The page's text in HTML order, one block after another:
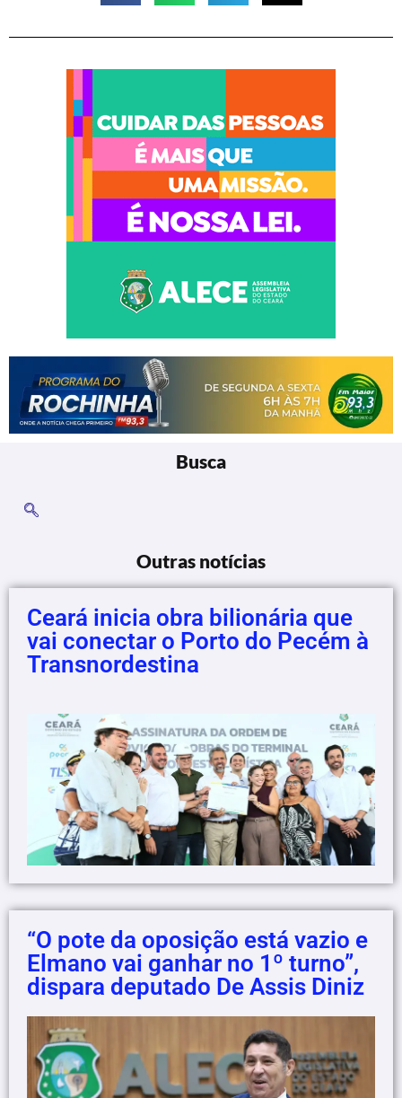
Busca
Outras notícias
Ceará inicia obra bilionária que
vai conectar o Porto do Pecém à
Transnordestina
“O pote da oposição está vazio e
Elmano vai ganhar no 1º turno”,
dispara deputado De Assis Diniz